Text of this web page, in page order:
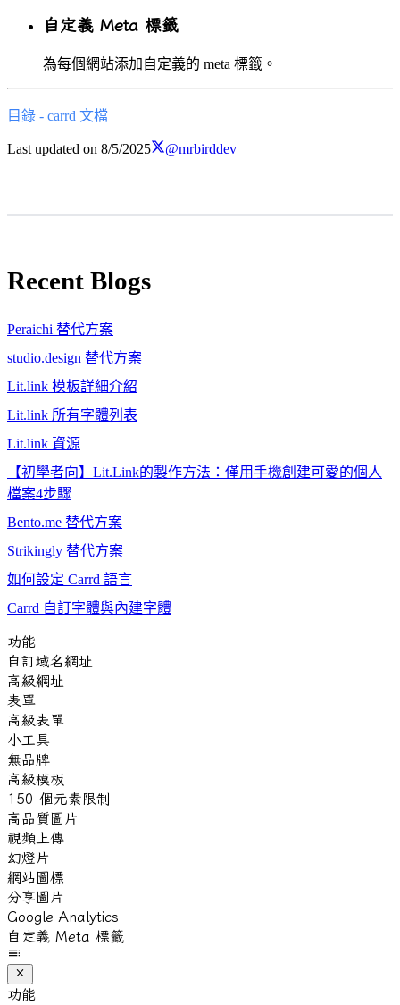
自定義 Meta 標籤
為每個網站添加自定義的 meta 標籤。
目錄 - carrd 文檔
Last updated on 8/5/2025 @mrbirddev
Recent Blogs
Peraichi 替代方案
studio.design 替代方案
Lit.link 模板詳細介紹
Lit.link 所有字體列表
Lit.link 資源
【初學者向】Lit.Link的製作方法：僅用手機創建可愛的個人
檔案4步驟
Bento.me 替代方案
Strikingly 替代方案
如何設定 Carrd 語言
Carrd 自訂字體與內建字體
功能
自訂域名網址
高級網址
表單
高級表單
小工具
無品牌
高級模板
150 個元素限制
高品質圖片
視頻上傳
幻燈片
網站圖標
分享圖片
Google Analytics
自定義 Meta 標籤
功能